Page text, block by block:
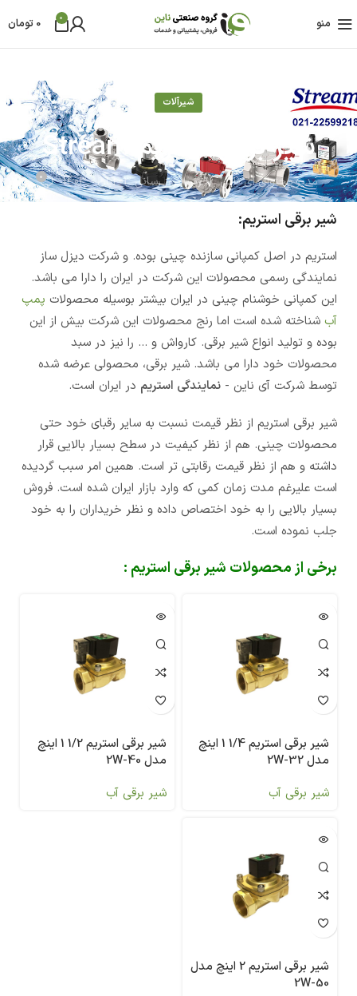
منو 0
0 تومان
شیرآلات
شیر برقی استریم Stream
مدیر محتوای آی ناین آخرین بروز رسانی 03 آبان - 1403 0
شیر برقی استریم:
استریم در اصل کمپانی سازنده چینی بوده. و شرکت دیزل ساز
نمایندگی رسمی محصولات این شرکت در ایران را دارا می باشد.
این کمپانی خوشنام چینی در ایران بیشتر بوسیله محصولات پمپ
آب شناخته شده است اما رنج محصولات این شرکت بیش از این
بوده و تولید انواع شیر برقی. کارواش و ... را نیز در سبد
محصولات خود دارا می باشد. شیر برقی، محصولی عرضه شده
توسط شرکت آی ناین - نمایندگی استریم در ایران است.
شیر برقی استریم از نظر قیمت نسبت به سایر رقبای خود حتی
محصولات چینی. هم از نظر کیفیت در سطح بسیار بالایی قرار
داشته و هم از نظر قیمت رقابتی تر است. همین امر سبب گردیده
است علیرغم مدت زمان کمی که وارد بازار ایران شده است. فروش
بسیار بالایی را به خود اختصاص داده و نظر خریداران را به خود
جلب نموده است.
برخی از محصولات شیر برقی استریم :
شیر برقی استریم 1/4 1 اینچ
مدل 2W-32
شیر برقی آب
شیر برقی استریم 1/2 1 اینچ
مدل 2W-40
شیر برقی آب
شیر برقی استریم 2 اینچ مدل
2W-50